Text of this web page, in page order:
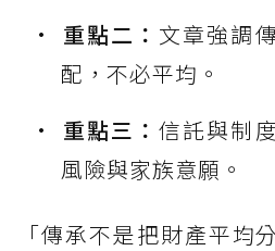
重點二： 文章強調
配，不必平均。
重點三：信託與制
風險與家族意願。
「傳承不是把財產平均